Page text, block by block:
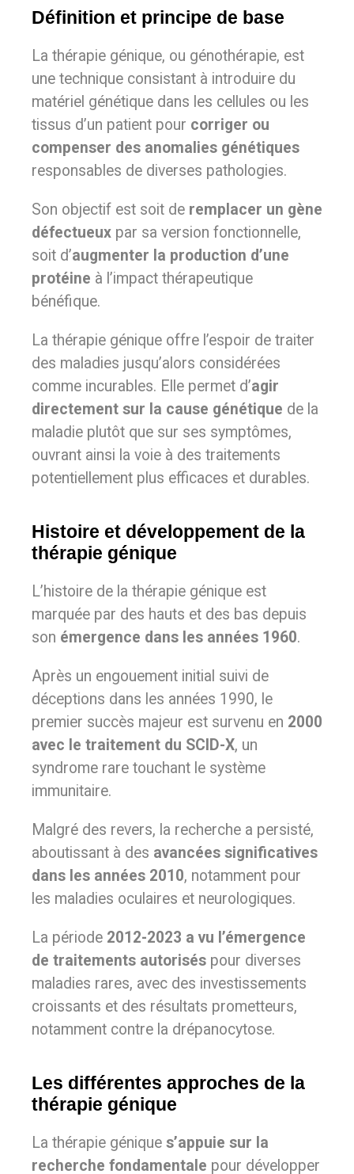
Définition et principe de base
La thérapie génique, ou génothérapie, est
une technique consistant à introduire du
matériel génétique dans les cellules ou les
tissus d’un patient pour corriger ou
compenser des anomalies génétiques
responsables de diverses pathologies.
Son objectif est soit de remplacer un gène
défectueux par sa version fonctionnelle,
soit d’augmenter la production d’une
protéine à l’impact thérapeutique
bénéfique.
La thérapie génique offre l’espoir de traiter
des maladies jusqu’alors considérées
comme incurables. Elle permet d’agir
directement sur la cause génétique de la
maladie plutôt que sur ses symptômes,
ouvrant ainsi la voie à des traitements
potentiellement plus efficaces et durables.
Histoire et développement de la
thérapie génique
L’histoire de la thérapie génique est
marquée par des hauts et des bas depuis
son émergence dans les années 1960.
Après un engouement initial suivi de
déceptions dans les années 1990, le
premier succès majeur est survenu en 2000
avec le traitement du SCID-X, un
syndrome rare touchant le système
immunitaire.
Malgré des revers, la recherche a persisté,
aboutissant à des avancées significatives
dans les années 2010, notamment pour
les maladies oculaires et neurologiques.
La période 2012-2023 a vu l’émergence
de traitements autorisés pour diverses
maladies rares, avec des investissements
croissants et des résultats prometteurs,
notamment contre la drépanocytose.
Les différentes approches de la
thérapie génique
La thérapie génique s’appuie sur la
recherche fondamentale pour développer